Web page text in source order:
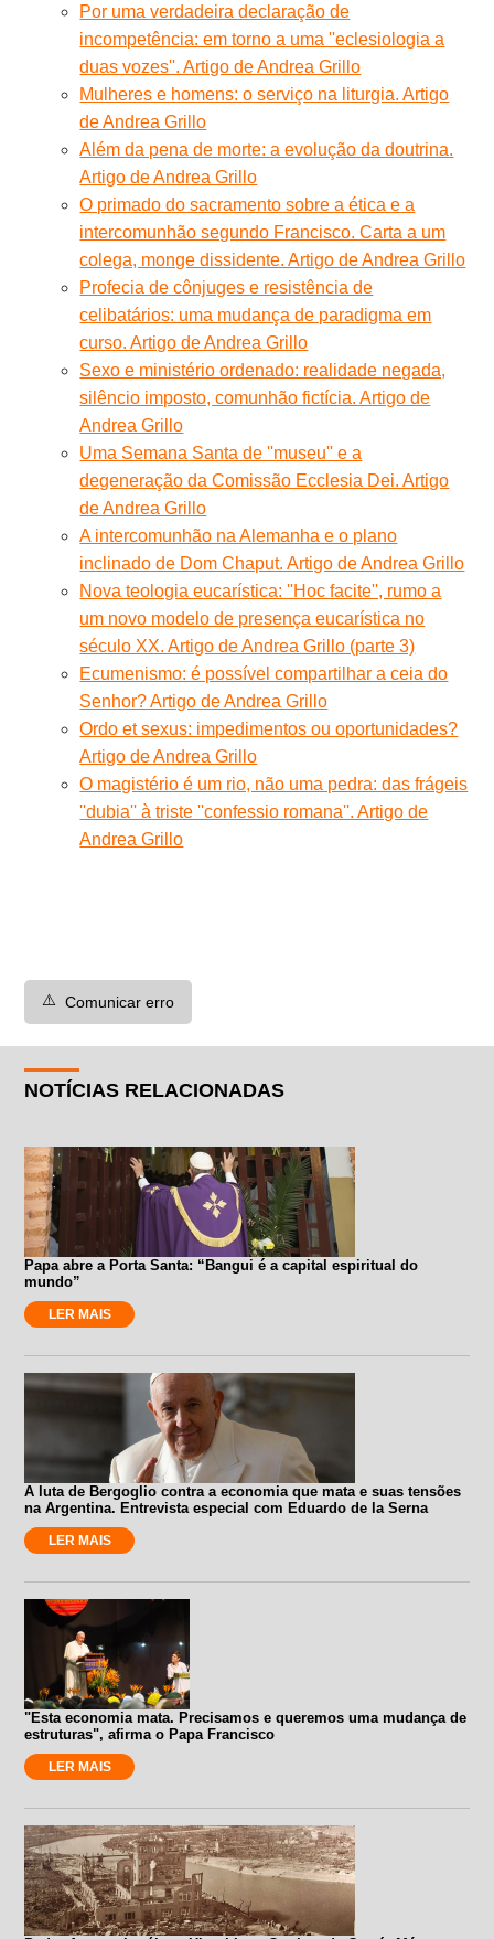
Por uma verdadeira declaração de
incompetência: em torno a uma ''eclesiologia a
duas vozes''. Artigo de Andrea Grillo
Mulheres e homens: o serviço na liturgia. Artigo
de Andrea Grillo
Além da pena de morte: a evolução da doutrina.
Artigo de Andrea Grillo
O primado do sacramento sobre a ética e a
intercomunhão segundo Francisco. Carta a um
colega, monge dissidente. Artigo de Andrea Grillo
Profecia de cônjuges e resistência de
celibatários: uma mudança de paradigma em
curso. Artigo de Andrea Grillo
Sexo e ministério ordenado: realidade negada,
silêncio imposto, comunhão fictícia. Artigo de
Andrea Grillo
Uma Semana Santa de ''museu'' e a
degeneração da Comissão Ecclesia Dei. Artigo
de Andrea Grillo
A intercomunhão na Alemanha e o plano
inclinado de Dom Chaput. Artigo de Andrea Grillo
Nova teologia eucarística: ''Hoc facite'', rumo a
um novo modelo de presença eucarística no
século XX. Artigo de Andrea Grillo (parte 3)
Ecumenismo: é possível compartilhar a ceia do
Senhor? Artigo de Andrea Grillo
Ordo et sexus: impedimentos ou oportunidades?
Artigo de Andrea Grillo
O magistério é um rio, não uma pedra: das frágeis
''dubia'' à triste ''confessio romana''. Artigo de
Andrea Grillo
⚠️ Comunicar erro
NOTÍCIAS RELACIONADAS
Papa abre a Porta Santa: “Bangui é a capital espiritual do
mundo”
LER MAIS
A luta de Bergoglio contra a economia que mata e suas tensões
na Argentina. Entrevista especial com Eduardo de la Serna
LER MAIS
"Esta economia mata. Precisamos e queremos uma mudança de
estruturas", afirma o Papa Francisco
LER MAIS